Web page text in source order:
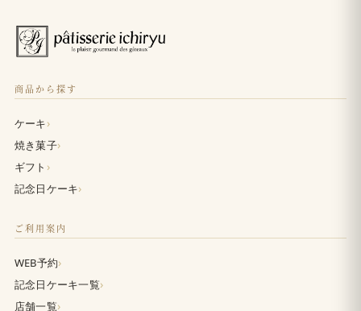
商品から探す
ケーキ›
焼き菓子›
ギフト ›
記念日ケーキ›
ご利用案内
WEB予約›
記念日ケーキ一覧›
店舗一覧›